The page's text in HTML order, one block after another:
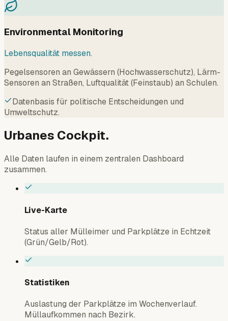
Environmental Monitoring
Lebensqualität messen.
Pegelsensoren an Gewässern (Hochwasserschutz), Lärm-
Sensoren an Straßen, Luftqualität (Feinstaub) an Schulen.
Datenbasis für politische Entscheidungen und
Umweltschutz.
Urbanes Cockpit.
Alle Daten laufen in einem zentralen Dashboard
zusammen.
Live-Karte
Status aller Mülleimer und Parkplätze in Echtzeit
(Grün/Gelb/Rot).
Statistiken
Auslastung der Parkplätze im Wochenverlauf.
Müllaufkommen nach Bezirk.